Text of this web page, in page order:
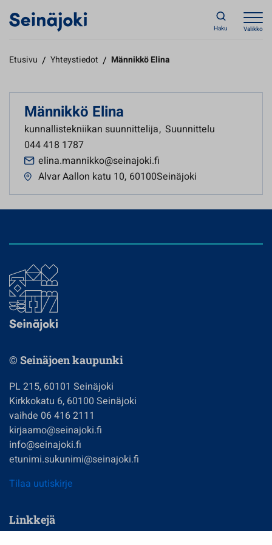
Haku Valikko
Etusivu / Yhteystiedot / Männikkö Elina
Männikkö Elina
kunnallistekniikan suunnittelija, Suunnittelu
044 418 1787
elina.mannikko@seinajoki.fi
Alvar Aallon katu 10, 60100Seinäjoki
© Seinäjoen kaupunki
PL 215, 60101 Seinäjoki
Kirkkokatu 6, 60100 Seinäjoki
vaihde 06 416 2111
kirjaamo@seinajoki.fi
info@seinajoki.fi
etunimi.sukunimi@seinajoki.fi
Tilaa uutiskirje
Linkkejä